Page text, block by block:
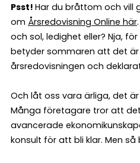
Psst! Har du bråttom och vill
om Årsredovisning Online här
och sol, ledighet eller? Nja,
betyder sommaren att det
årsredovisningen och
Och låt oss vara ärliga, det
Många företagare tror att
avancerade
konsult för att bli klar. Men